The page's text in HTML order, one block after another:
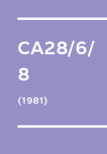
CA28/6/
8
(1981)